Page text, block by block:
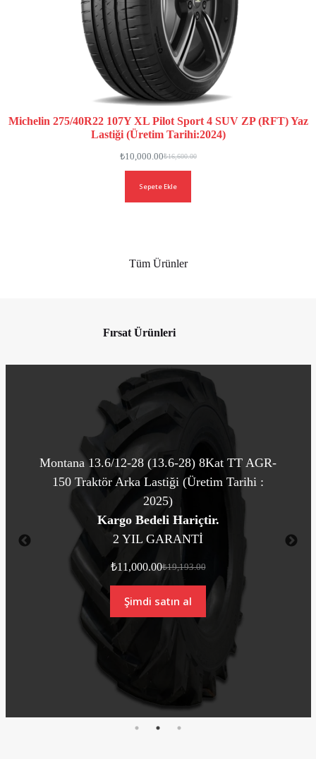
Michelin 275/40R22 107Y XL Pilot Sport 4 SUV ZP (RFT) Yaz
Lastiği (Üretim Tarihi:2024)
₺16,600.00
₺10,000.00
Sepete Ekle
Tüm Ürünler
Fırsat Ürünleri
Montana 6.50-16 8 Kat AGF-100 Traktör Ön
Lastiği (Üretim Tarihi : 2024)
Kargo Bedeli Hariçtir.
2 YIL GARANTİ